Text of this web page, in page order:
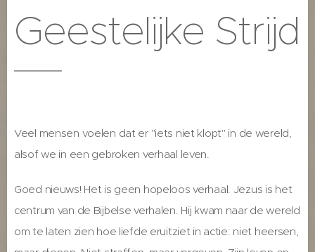
Geestelijke Strijd
Veel mensen voelen dat er "iets niet klopt" in de wereld,
alsof we in een gebroken verhaal leven.
Goed nieuws! Het is geen hopeloos verhaal. Jezus is het
centrum van de Bijbelse verhalen. Hij kwam naar de wereld
om te laten zien hoe liefde eruitziet in actie: niet heersen,